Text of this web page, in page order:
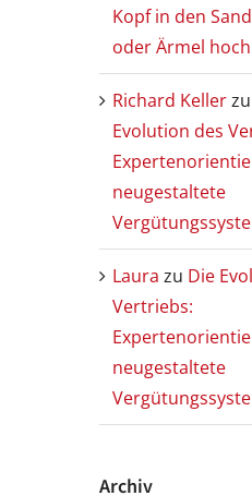
Kopf in den
oder Ärmel
Richard Kellerzu
Evolution des
neugestaltete
Laura zu Die
Vertriebs:
neugestaltete
Archiv